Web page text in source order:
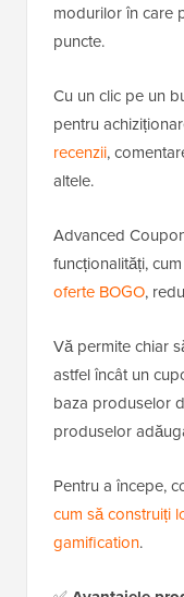
modurilor în care
puncte.
Cu un clic pe un
pentru
recenzii,
altele.
Advanced
funcționalități,
oferte BOGO,
Vă permite chiar
astfel încât un
baza produselor
produselor
Pentru a începe,
cum să construiți
gamification.